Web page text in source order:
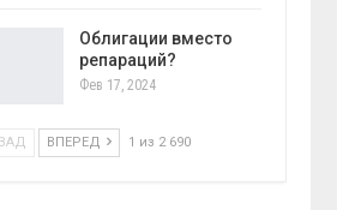
Облигации вместо
репараций?
Фев 17, 2024
ВПЕРЕД 1 из 2 690